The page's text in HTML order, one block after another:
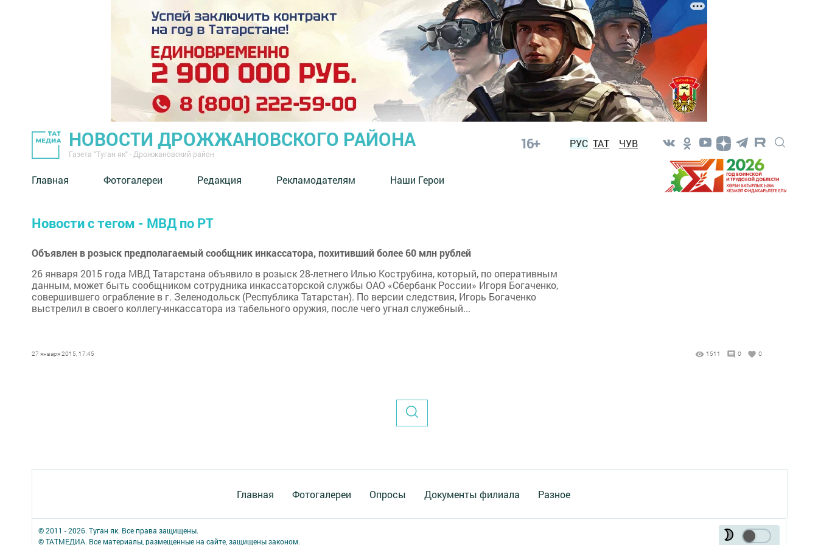
НОВОСТИ ДРОЖЖАНОВСКОГО РАЙОНА
Газета "Туган як" - Дрожжановский район
16+ РУС ТАТ ЧУВ
Главная Фотогалереи Редакция Рекламодателям Наши Герои
Новости с тегом - МВД по РТ
Объявлен в розыск предполагаемый сообщник инкассатора, похитивший более 60 млн рублей
26 января 2015 года МВД Татарстана объявило в розыск 28-летнего Илью Кострубина, который, по оперативным
данным, может быть сообщником сотрудника инкассаторской службы ОАО «Сбербанк России» Игоря Богаченко,
совершившего ограбление в г. Зеленодольск (Республика Татарстан). По версии следствия, Игорь Богаченко
выстрелил в своего коллегу-инкассатора из табельного оружия, после чего угнал служебный...
27 января 2015, 17:45 1511 0 0
Главная Фотогалереи Опросы Документы филиала Разное
© 2011 - 2026. Туган як. Все права защищены.
© ТАТМЕДИА. Все материалы, размещенные на сайте, защищены законом.